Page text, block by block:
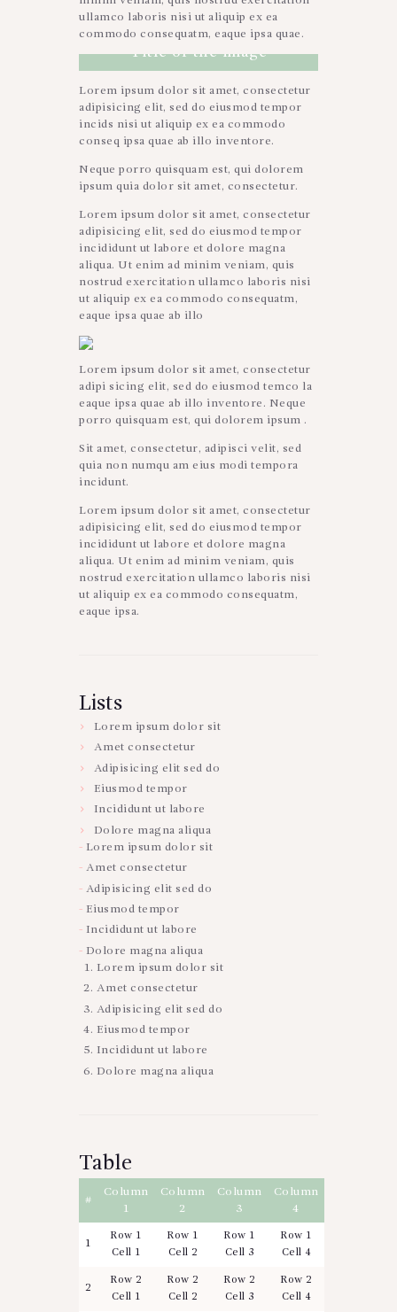
ullamco laboris nisi ut aliquip ex ea
commodo consequatm, eaque ipsa quae.
Title of the image
Lorem ipsum dolor sit amet, consectetur
adipisicing elit, sed do eiusmod tempor
incids nisi ut aliquip ex ea commodo
conseq ipsa quae ab illo inventore.
Neque porro quisquam est, qui dolorem
ipsum quia dolor sit amet, consectetur.
Lorem ipsum dolor sit amet, consectetur
adipisicing elit, sed do eiusmod tempor
incididunt ut labore et dolore magna
aliqua. Ut enim ad minim veniam, quis
nostrud exercitation ullamco laboris nisi
ut aliquip ex ea commodo consequatm,
eaque ipsa quae ab illo
Lorem ipsum dolor sit amet, consectetur
adipi sicing elit, sed do eiusmod temco la
eaque ipsa quae ab illo inventore. Neque
porro quisquam est, qui dolorem ipsum .
Sit amet, consectetur, adipisci velit, sed
quia non numqu am eius modi tempora
incidunt.
Lorem ipsum dolor sit amet, consectetur
adipisicing elit, sed do eiusmod tempor
incididunt ut labore et dolore magna
aliqua. Ut enim ad minim veniam, quis
nostrud exercitation ullamco laboris nisi
ut aliquip ex ea commodo consequatm,
eaque ipsa.
Lists
Lorem ipsum dolor sit
Amet consectetur
Adipisicing elit sed do
Eiusmod tempor
Incididunt ut labore
Dolore magna aliqua
Lorem ipsum dolor sit
Amet consectetur
Adipisicing elit sed do
Eiusmod tempor
Incididunt ut labore
Dolore magna aliqua
Lorem ipsum dolor sit
Amet consectetur
Adipisicing elit sed do
Eiusmod tempor
Incididunt ut labore
Dolore magna aliqua
Table
#
Column
1
Column
2
Column
3
Column
4
1
Row 1
Cell 1
Row 1
Cell 2
Row 1
Cell 3
Row 1
Cell 4
2
Row 2
Cell 1
Row 2
Cell 2
Row 2
Cell 3
Row 2
Cell 4